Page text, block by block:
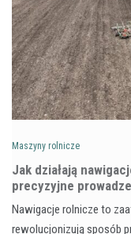
Maszyny rolnicze
Jak działają
precyzyjne
Nawigacje rolnicze to
rewolucjonizują sposób